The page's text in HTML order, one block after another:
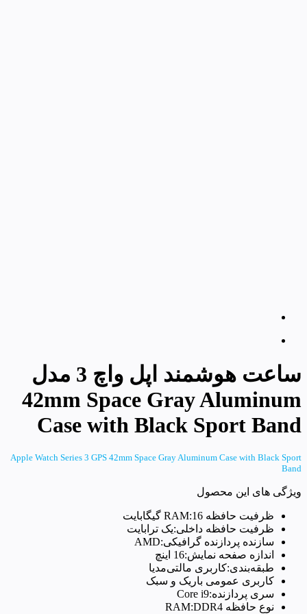
ساعت هوشمند اپل واچ 3 مدل
42mm Space Gray Aluminum
Case with Black Sport Band
Apple Watch Series 3 GPS 42mm Space Gray Aluminum Case with Black Sport
Band
ویژگی های این محصول
ظرفیت حافظه RAM:16 گیگابایت
ظرفیت حافظه داخلی:یک ترابایت
سازنده پردازنده گرافیکی:AMD
اندازه صفحه نمایش:16 اینچ
طبقه‌بندی:کاربری مالتی‌مدیا
کاربری عمومی باریک و سبک
سری پردازنده:Core i9
نوع حافظه RAM:DDR4